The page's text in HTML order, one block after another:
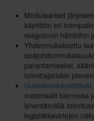
Modulaariset
käyttöön eri
reagoinnin häiriöihin
Yhdenmukaistettu
parantamiseksi,
toimittajariskin
materiaalit kierrossa
lyhentämällä
logistiikkavirtojen